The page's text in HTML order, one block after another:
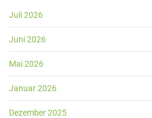
Juli 2026
Juni 2026
Mai 2026
Januar 2026
Dezember 2025